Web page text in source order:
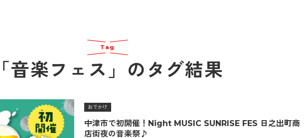
Tag
「音楽フェス」のタグ結果
おでかけ
中津市で初開催！Night MUSIC SUNRISE FES 日之出町商
店街夜の音楽祭♪